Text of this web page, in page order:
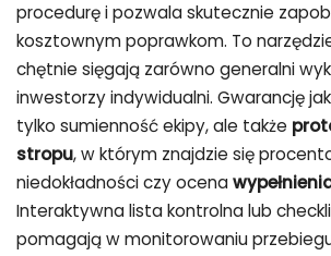
procedurę i pozwala skutecznie
kosztownym poprawkom. To
chętnie sięgają zarówno generalni
inwestorzy indywidualni. Gwarancję
tylko sumienność ekipy, ale także
stropu, w którym znajdzie się
niedokładności czy ocena
Interaktywna lista kontrolna lub
pomagają w monitorowaniu